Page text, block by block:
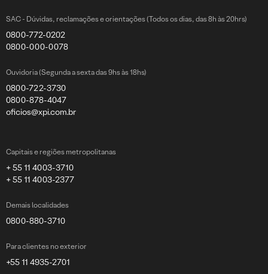
SAC - Dúvidas, reclamações e orientações (Todos os dias, das 8h às 20hrs)
0800-772-0202
0800-000-0078
Ouvidoria (Segunda a sexta das 9hs às 18hs)
0800-722-3730
0800-878-4047
oficios@xpi.com.br
Capitais e regiões metropolitanas
+ 55 11 4003-3710
+ 55 11 4003-2377
Demais localidades
0800-880-3710
Para clientes no exterior
+55 11 4935-2701